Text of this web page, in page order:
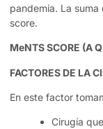
pandemia. La
score.
MeNTS SCORE (A
FACTORES DE LA
En este factor
Cirugía